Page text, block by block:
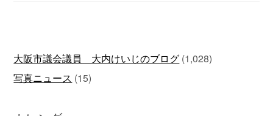
大阪市議会議員 大内けいじのブログ (1,028)
写真ニュース (15)